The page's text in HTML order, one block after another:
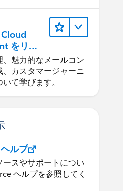
をリリ
、魅力的なメールコン
、カスタマージャーニ
て学びます。
ルプ
ースやサポートについ
ヘルプを参照してく